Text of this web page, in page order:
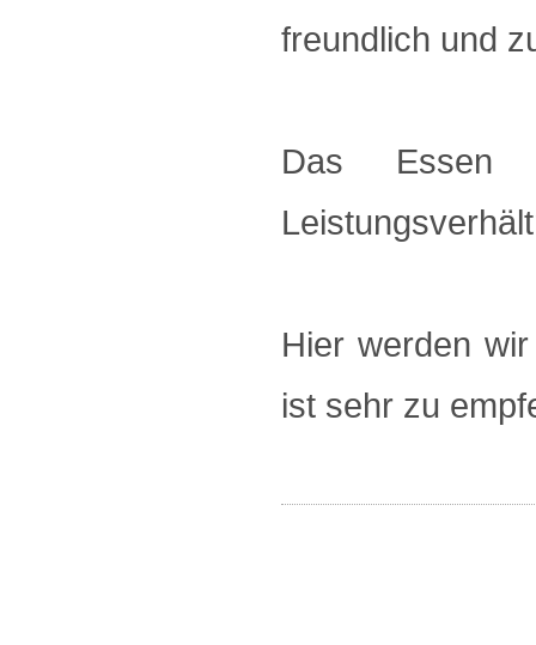
freundlich und
Das Essen
Hier werden
ist sehr zu